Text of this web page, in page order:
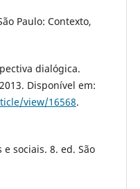
Paulo: Contexto,
dialógica.
Disponível em:
view/16568.
sociais. 8. ed. São